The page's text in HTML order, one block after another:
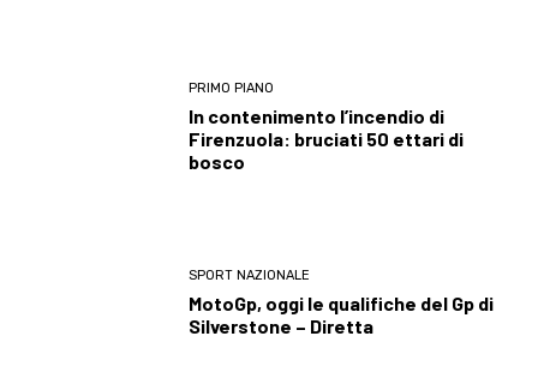
PRIMO PIANO
In contenimento l’incendio di
Firenzuola: bruciati 50 ettari di
bosco
SPORT NAZIONALE
MotoGp, oggi le qualifiche del Gp di
Silverstone – Diretta